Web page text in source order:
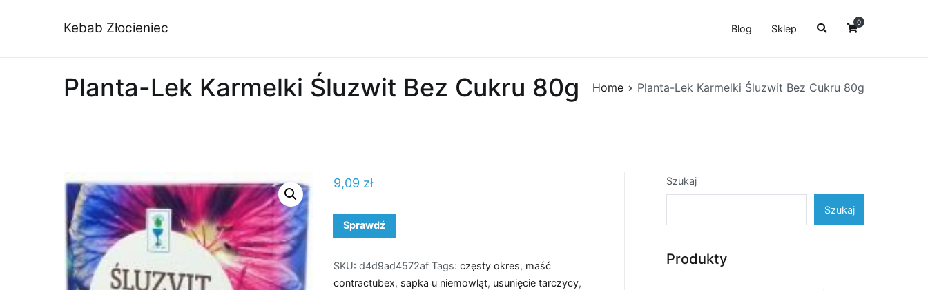
Kebab Złocieniec Blog Sklep
0
Planta-Lek Karmelki Śluzwit Bez Cukru 80g Home Planta-Lek Karmelki Śluzwit Bez Cukru 80g
9,09 zł
Sprawdź
SKU:d4d9ad4572af Tags:częsty okres, maść
contractubex, sapka u niemowląt, usunięcie tarczycy,
Szukaj
Szukaj
Produkty